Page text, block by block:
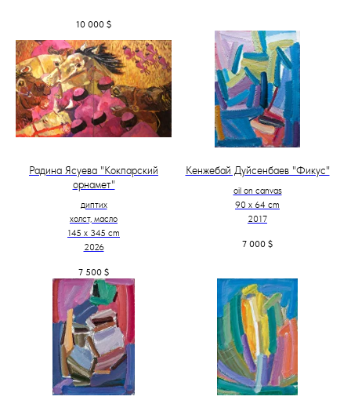
10 000 $
Радина Ясуева "Кокпарский
орнамет"
диптих
холст, масло
145 х 345 cm
2026
7 500 $
Кенжебай Дуйсенбаев "Фикус"
oil on canvas
90 x 64 cm
2017
7 000 $